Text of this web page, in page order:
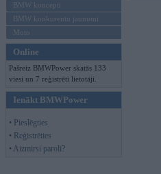
BMW koncepti
BMW konkurentu jaunumi
Moto
Online
Pašreiz BMWPower skatās 133
viesi un 7 reģistrēti lietotāji.
Ienākt BMWPower
• Pieslēgties
• Reģistrēties
• Aizmirsi paroli?